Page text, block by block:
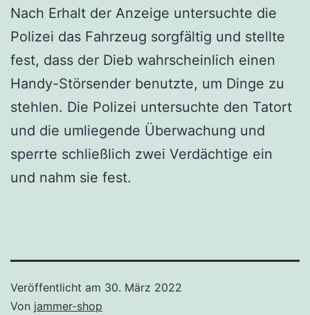
Nach Erhalt der Anzeige untersuchte die
Polizei das Fahrzeug sorgfältig und stellte
fest, dass der Dieb wahrscheinlich einen
Handy-Störsender benutzte, um Dinge zu
stehlen. Die Polizei untersuchte den Tatort
und die umliegende Überwachung und
sperrte schließlich zwei Verdächtige ein
und nahm sie fest.
Veröffentlicht am 30. März 2022
Von jammer-shop